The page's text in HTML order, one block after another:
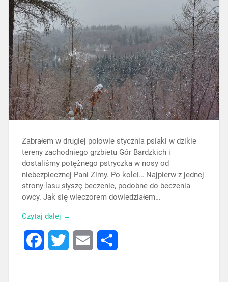
Zabrałem w drugiej połowie stycznia psiaki w dzikie
tereny zachodniego grzbietu Gór Bardzkich i
dostaliśmy potężnego pstryczka w nosy od
niebezpiecznej Pani Zimy. Po kolei… Najpierw z jednej
strony lasu słyszę beczenie, podobne do beczenia
owcy. Jak się wieczorem dowiedziałem…
Czytaj dalej →
FacebookTwitter Email